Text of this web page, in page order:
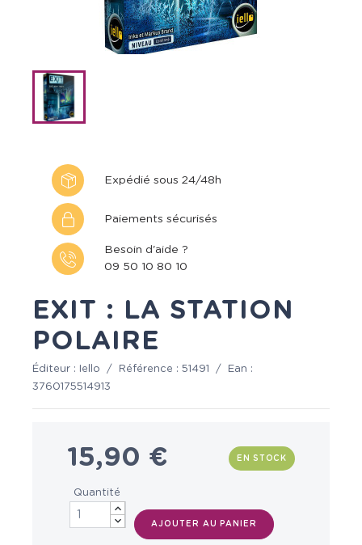
Expédié sous 24/48h
Paiements sécurisés
Besoin d'aide ?
09 50 10 80 10
EXIT : LA STATION
POLAIRE
Éditeur : Iello / Référence : 51491 /
Ean :
3760175514913
15,90 € EN STOCK
Quantité
AJOUTER AU PANIER